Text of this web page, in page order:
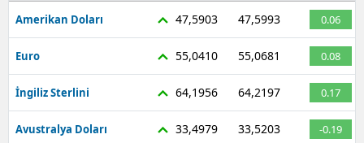
Amerikan Doları 47,5903 47,5993 0.06
Euro 55,0410 55,0681 0.08
İngiliz Sterlini 64,1956 64,2197 0.17
Avustralya Doları 33,4979 33,5203 -0.19